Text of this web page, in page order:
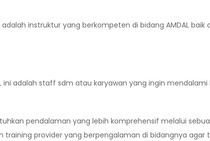
instruktur yang berkompeten di bidang AMDAL baik
ini adalah staff sdm atau karyawan yang ingin mendalami
pendalaman yang lebih komprehensif melalui
training provider yang berpengalaman di bidangnya agar